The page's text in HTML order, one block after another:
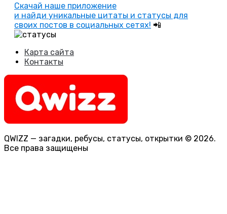
Скачай наше приложение
и найди уникальные цитаты и статусы для
своих постов в социальных сетях! 📲
Карта сайта
Контакты
QWIZZ — загадки, ребусы, статусы, открытки © 2026.
Все права защищены